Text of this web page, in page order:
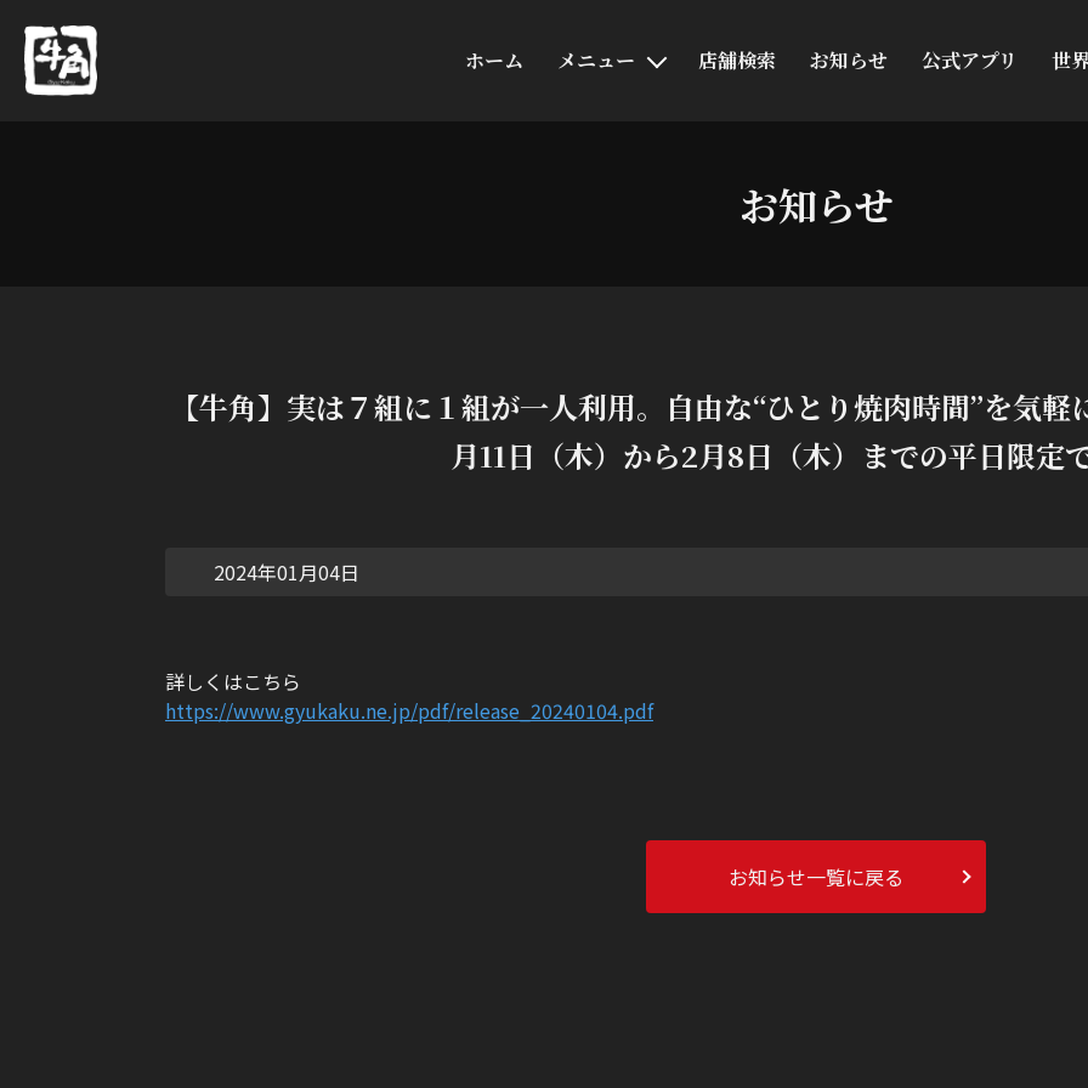
ホーム メニュー 店舗検索 お知らせ 公式アプリ 世
お知らせ
【牛角】実は７組に１組が一人利用。自由な“ひとり焼肉時間”を気
月11日（木）から2月8日（木）までの平日限定
2024年01月04日
詳しくはこちら
https://www.gyukaku.ne.jp/pdf/release_20240104.pdf
お知らせ一覧に戻る